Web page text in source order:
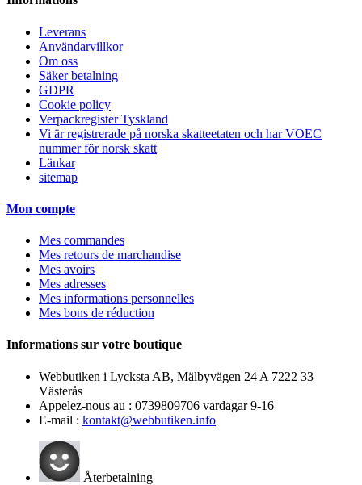
Leverans
Användarvillkor
Om oss
Säker betalning
GDPR
Cookie policy
Verpackregister Tyskland
Vi är registrerade på norska skatteetaten och har VOEC
nummer för norsk skatt
Länkar
sitemap
Mon compte
Mes commandes
Mes retours de marchandise
Mes avoirs
Mes adresses
Mes informations personnelles
Mes bons de réduction
Informations sur votre boutique
Webbutiken i Lycksta AB, Mälbyvägen 24 A 7222 33
Västerås
Appelez-nous au : 0739809706 vardagar 9-16
E-mail : kontakt@webbutiken.info
Återbetalning